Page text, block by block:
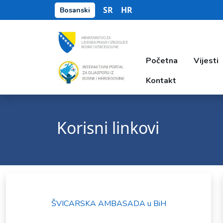
Bosanski SR HR
Početna
Vijesti
Kontakt
Korisni linkovi
ŠVICARSKA AMBASADA u BiH